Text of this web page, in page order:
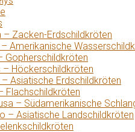
– Zacken-Erdschildkröten
Amerikanische
Gopherschildkröten
– Höckerschildkröten
Asiatische Erdschildkröten
Flachschildkröten
– Südamerikanische
– Asiatische Landschildkröten